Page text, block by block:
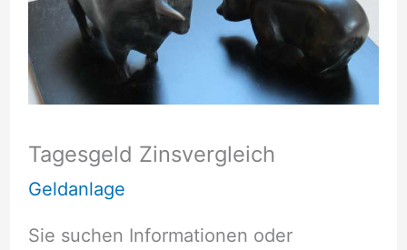
Tagesgeld Zinsvergleich
Geldanlage
Sie suchen Informationen oder